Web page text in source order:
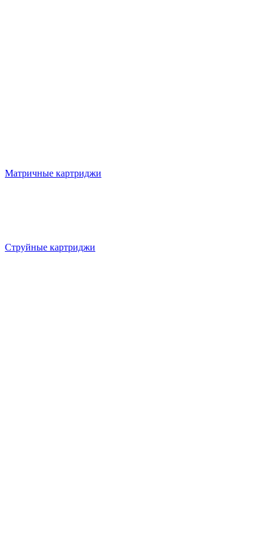
Матричные картриджи
Струйные картриджи